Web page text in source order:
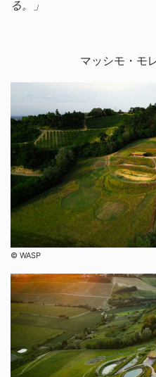
る。」
マッシモ・モ
©︎ WASP